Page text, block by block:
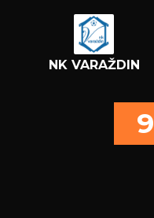
NK VARAŽDIN
9